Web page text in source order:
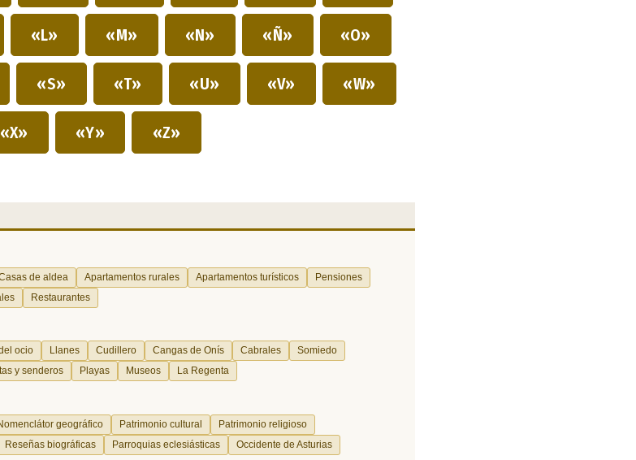
«L» «M» «N» «Ñ» «O»
«S» «T» «U» «V» «W»
«X» «Y» «Z»